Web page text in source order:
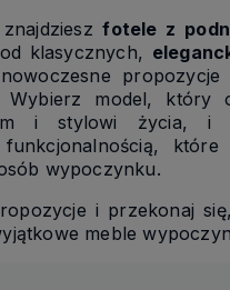
fotele z
klasycznych,
Wybierz model, który
i stylowi życia, i
wypoczynku.
i przekonaj
meble